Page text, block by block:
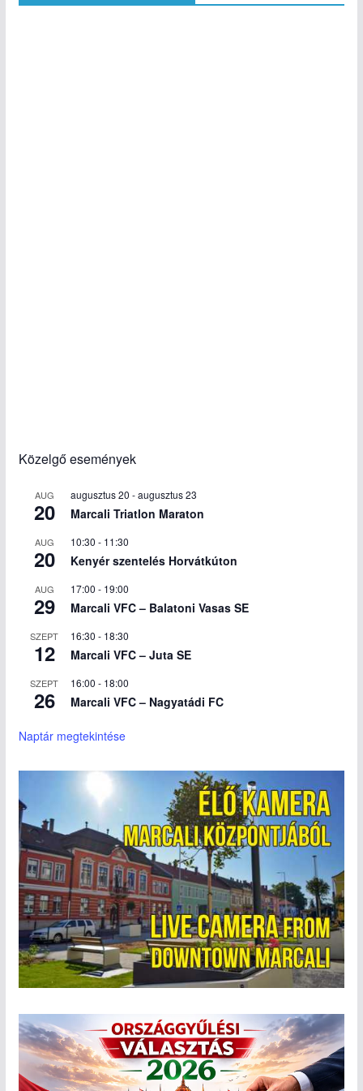
Közelgő események
AUG
20
augusztus 20 -augusztus 23
Marcali Triatlon Maraton
AUG
20
10:30 - 11:30
Kenyér szentelés Horvátkúton
AUG
29
17:00 - 19:00
Marcali VFC – Balatoni Vasas SE
SZEPT
12
16:30 - 18:30
Marcali VFC – Juta SE
SZEPT
26
16:00 - 18:00
Marcali VFC – Nagyatádi FC
Naptár megtekintése